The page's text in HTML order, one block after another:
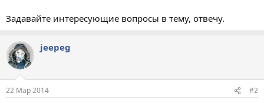
Задавайте интересующие вопросы в тему, отвечу.
jeepeg
22 Мар 2014 #2